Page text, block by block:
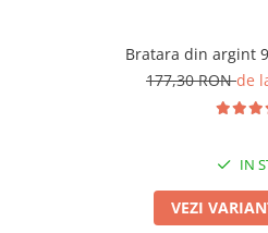
Bratara din argint
177,30 RONde
IN
VEZI